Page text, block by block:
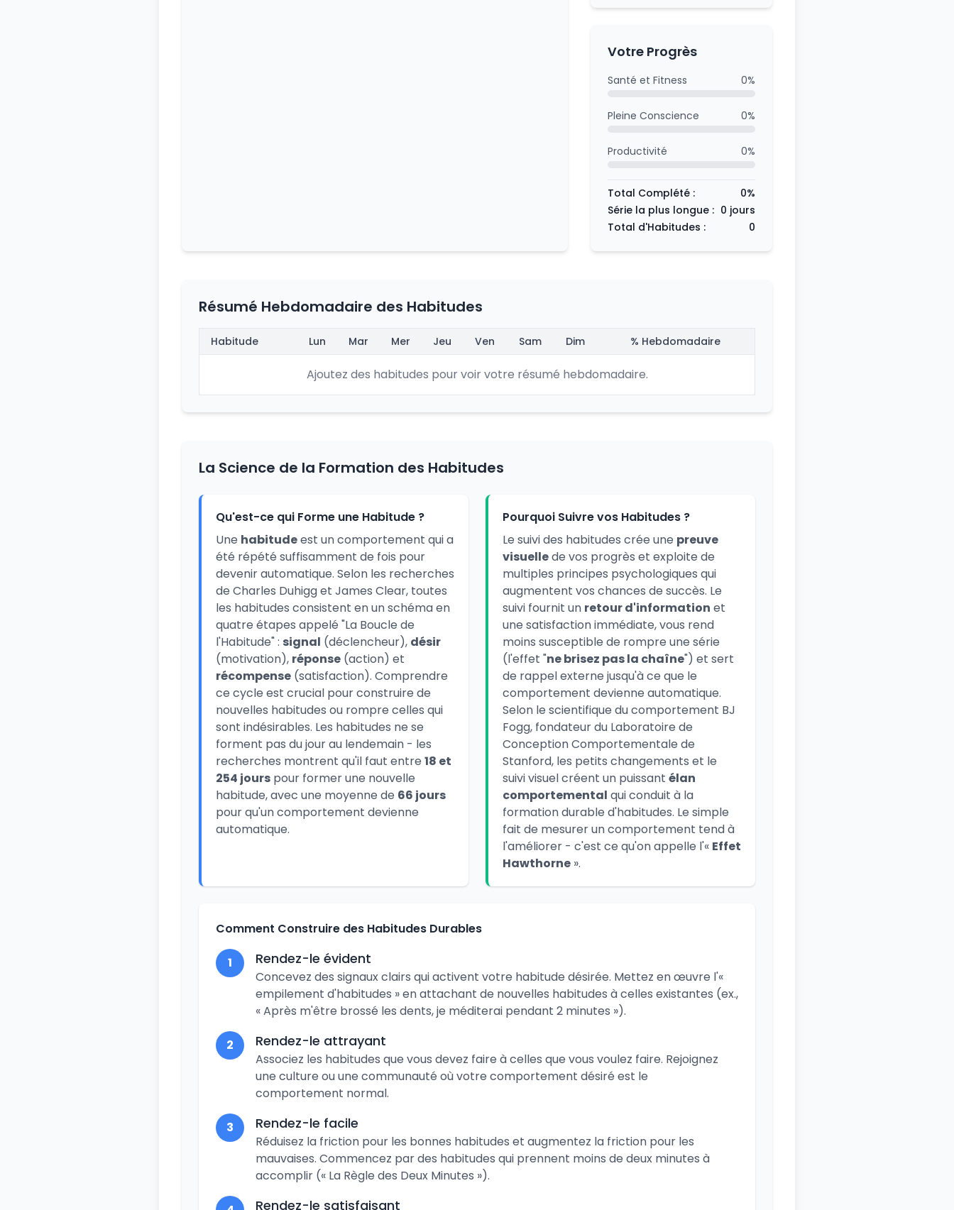
Votre Progrès
Santé et Fitness 0%
Pleine Conscience 0%
Productivité 0%
Total Complété :
0%
Série la plus longue : 0 jours
Total d'Habitudes :
0
Résumé Hebdomadaire des Habitudes
Habitude Lun Mar Mer Jeu Ven Sam Dim % Hebdomadaire
Ajoutez des habitudes pour voir votre résumé hebdomadaire.
La Science de la Formation des Habitudes
Qu'est-ce qui Forme une Habitude ?
Une habitudeest un comportement qui a
été répété suffisamment de fois pour
devenir automatique. Selon les recherches
de Charles Duhigg et James Clear, toutes
les habitudes consistent en un schéma en
quatre étapes appelé "La Boucle de
l'Habitude" : signal (déclencheur), désir
(motivation), réponse (action) et
récompense (satisfaction). Comprendre
ce cycle est crucial pour construire de
nouvelles habitudes ou rompre celles qui
sont indésirables. Les habitudes ne se
forment pas du jour au lendemain - les
recherches montrent qu'il faut entre 18 et
254 jours pour former une nouvelle
habitude, avec une moyenne de 66 jours
pour qu'un comportement devienne
automatique.
Pourquoi Suivre vos Habitudes ?
Le suivi des habitudes crée une preuve
visuellede vos progrès et exploite de
multiples principes psychologiques qui
augmentent vos chances de succès. Le
suivi fournit un retour d'information et
une satisfaction immédiate, vous rend
moins susceptible de rompre une série
(l'effet "ne brisez pas la chaîne") et sert
de rappel externe jusqu'à ce que le
comportement devienne automatique.
Selon le scientifique du comportement BJ
Fogg, fondateur du Laboratoire de
Conception Comportementale de
Stanford, les petits changements et le
suivi visuel créent un puissant élan
comportemental qui conduit à la
formation durable d'habitudes. Le simple
fait de mesurer un comportement tend à
l'améliorer - c'est ce qu'on appelle l'« Effet
Hawthorne ».
Comment Construire des Habitudes Durables
1 Rendez-le évident
Concevez des signaux clairs qui activent votre habitude désirée. Mettez en œuvre l'«
empilement d'habitudes » en attachant de nouvelles habitudes à celles existantes (ex.,
« Après m'être brossé les dents, je méditerai pendant 2 minutes »).
2 Rendez-le attrayant
Associez les habitudes que vous devez faire à celles que vous voulez faire. Rejoignez
une culture ou une communauté où votre comportement désiré est le
comportement normal.
3 Rendez-le facile
Réduisez la friction pour les bonnes habitudes et augmentez la friction pour les
mauvaises. Commencez par des habitudes qui prennent moins de deux minutes à
accomplir (« La Règle des Deux Minutes »).
Rendez-le satisfaisant